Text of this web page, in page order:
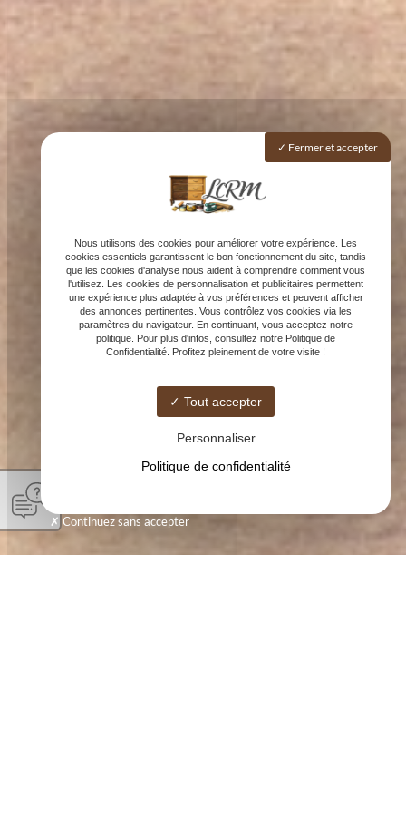
Fermer et accepter
Nous utilisons des cookies pour améliorer votre expérience. Les
cookies essentiels garantissent le bon fonctionnement du site, tandis
que les cookies d'analyse nous aident à comprendre comment vous
l'utilisez. Les cookies de personnalisation et publicitaires permettent
une expérience plus adaptée à vos préférences et peuvent afficher
des annonces pertinentes. Vous contrôlez vos cookies via les
paramètres du navigateur. En continuant, vous acceptez notre
politique. Pour plus d'infos, consultez notre Politique de
Confidentialité. Profitez pleinement de votre visite !
Tout accepter
Personnaliser
Politique de confidentialité
Continuez sans accepter